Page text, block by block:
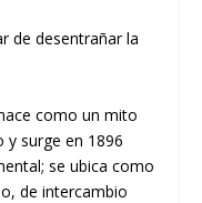
de desentrañar la
como un mito
y surge en 1896
; se ubicacomo
de intercambio